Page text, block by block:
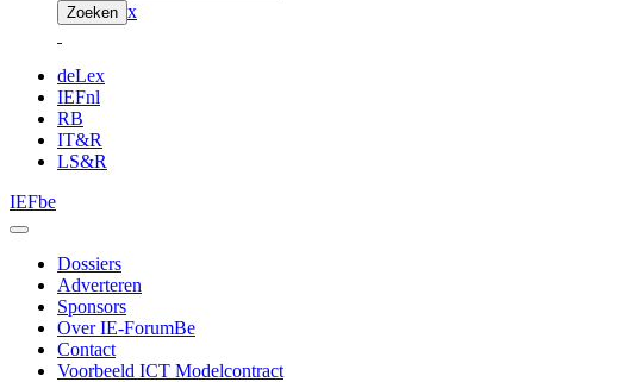
Zoeken x
deLex
IEFnl
RB
IT&R
LS&R
IEFbe
Dossiers
Adverteren
Sponsors
Over IE-ForumBe
Contact
Voorbeeld ICT Modelcontract